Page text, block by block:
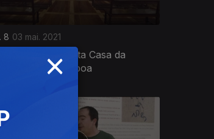
8 03 mai. 2021
Sociais, Santa Casa da
de Lisboa
×